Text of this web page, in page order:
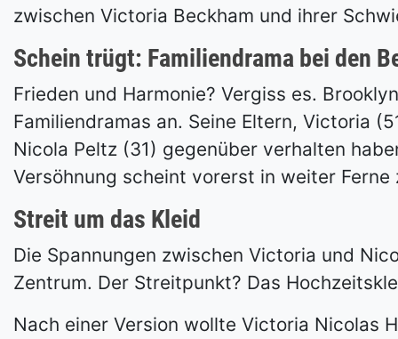
zwischen Victoria Beckham und ihrer
Schein trügt: Familiendrama bei den
Frieden und Harmonie? Vergiss es.
Familiendramas an. Seine Eltern, Victoria
Nicola Peltz (31) gegenüber verhalten
Versöhnung scheint vorerst in weiter Ferne
Streit um das Kleid
Die Spannungen zwischen Victoria und
Zentrum. Der Streitpunkt? Das
Nach einer Version wollte Victoria Nicolas